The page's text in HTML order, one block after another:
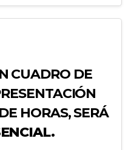
CUADRO DE
HORAS, SERÁ